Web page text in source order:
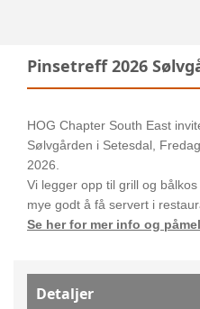
Pinsetreff 2026
HOG Chapter South East
Sølvgården i Setesdal,
2026.
Vi legger opp til grill og
mye godt å få servert i
Se her for mer info og
Detaljer